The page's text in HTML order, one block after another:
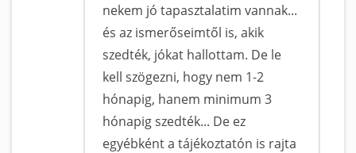
nekem jó tapasztalatim vannak...
és az ismerőseimtől is, akik
szedték, jókat hallottam. De le
kell szögezni, hogy nem 1-2
hónapig, hanem minimum 3
hónapig szedték... De ez
egyébként a tájékoztatón is rajta